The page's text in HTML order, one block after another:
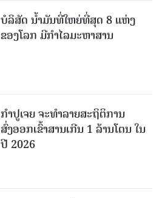
ບໍລິສັດ ນ້ຳມັນທີ່ໃຫຍ່ທີ່ສຸດ 8 ແຫ່ງ
ຂອງໂລກ ມີກຳໄລມະຫາສານ
ກຳປູເຈຍ ຈະທຳລາຍສະຖິຕິການ
ສົ່ງອອກເຂົ້າສານເກີນ 1 ລ້ານໂຕນ ໃນ
ປີ 2026